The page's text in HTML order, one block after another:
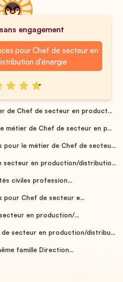
engagement
pour Chef de secteur en
d'énergie
de Chef de secteur en product...
métier de Chef de secteur en p...
le métier de Chef de secteu...
secteur en production/distributio...
civiles profession...
pour Chef de secteur e...
en production/...
secteur en production/distribu...
famille Direction...